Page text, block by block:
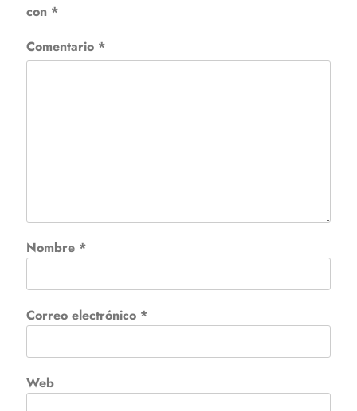
con *
Comentario *
Nombre *
Correo electrónico *
Web